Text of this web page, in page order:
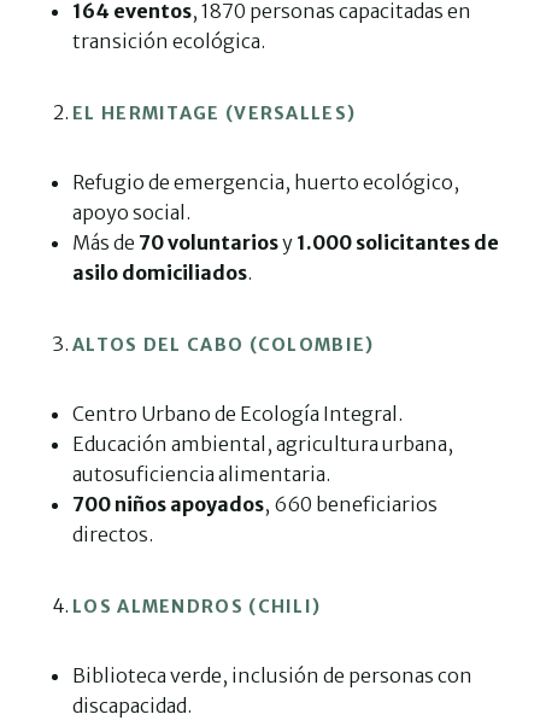
164 eventos, 1870 personas capacitadas en
transición ecológica.
EL HERMITAGE (VERSALLES)
Refugio de emergencia, huerto ecológico,
apoyo social.
Más de 70 voluntariosy 1.000 solicitantes de
asilo domiciliados.
ALTOS DEL CABO (COLOMBIE)
Centro Urbano de Ecología Integral.
Educación ambiental, agricultura urbana,
autosuficiencia alimentaria.
700 niños apoyados, 660 beneficiarios
directos.
LOS ALMENDROS (CHILI)
Biblioteca verde, inclusión de personas con
discapacidad.